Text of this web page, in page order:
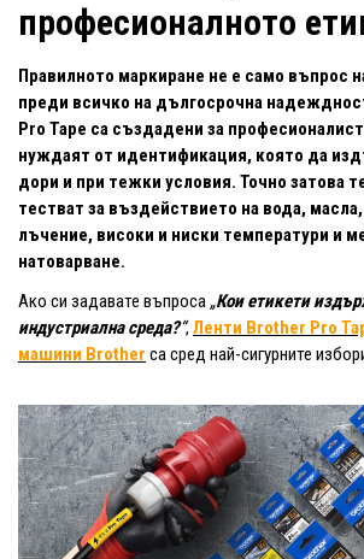
професионалното
Правилното маркиране не е само въпрос
преди всичко на дългосрочна
Pro Tape са създадени за
нуждаят от идентификация, която да
дори и при тежки условия. Точно затова
тестват за въздействието на вода,
лъчение, високи и ниски температури и
натоварване.
Ако си задавате въпроса „Кои етикети
индустриална среда?“,Ленти Brother Pro
машини Brother са сред най-сигурните